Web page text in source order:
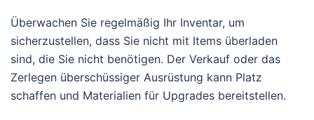
Überwachen Sie regelmäßig Ihr Inventar, um
sicherzustellen, dass Sie nicht mit Items überladen
sind, die Sie nicht benötigen. Der Verkauf oder das
Zerlegen überschüssiger Ausrüstung kann Platz
schaffen und Materialien für Upgrades bereitstellen.